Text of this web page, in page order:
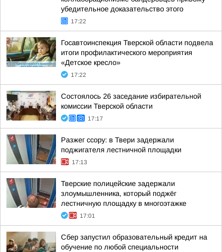
убедительное доказательство этого
17:22
Госавтоинспекция Тверской области подвела
итоги профилактического мероприятия
«Детское кресло»
17:22
Состоялось 26 заседание избирательной
комиссии Тверской области
17:17
Разжег ссору: в Твери задержали
поджигателя лестничной площадки
17:13
Тверские полицейские задержали
злоумышленника, который поджёг
лестничную площадку в многоэтажке
17:01
Сбер запустил образовательный кредит на
обучение по любой специальности